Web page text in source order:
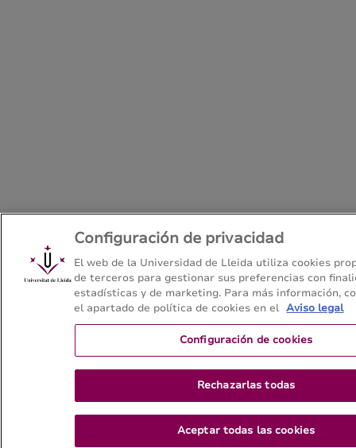
Configuración de privacidad
El web de la Universidad de Lleida utiliza cookies
de terceros para gestionar sus preferencias con
estadísticas y de marketing. Para más información,
el apartado de política de cookies en el Aviso legal
Configuración de cookies
Rechazarlas todas
Aceptar todas las cookies